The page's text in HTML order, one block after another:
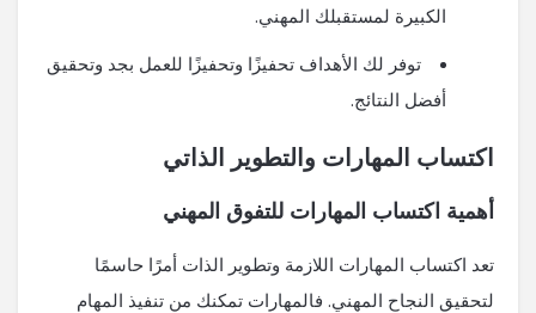
الكبيرة لمستقبلك المهني.
توفر لك الأهداف تحفيزًا وتحفيزًا للعمل بجد وتحقيق
أفضل النتائج.
اكتساب المهارات والتطوير الذاتي
أهمية اكتساب المهارات للتفوق المهني
تعد اكتساب المهارات اللازمة وتطوير الذات أمرًا حاسمًا
لتحقيق النجاح المهني. فالمهارات تمكنك من تنفيذ المهام